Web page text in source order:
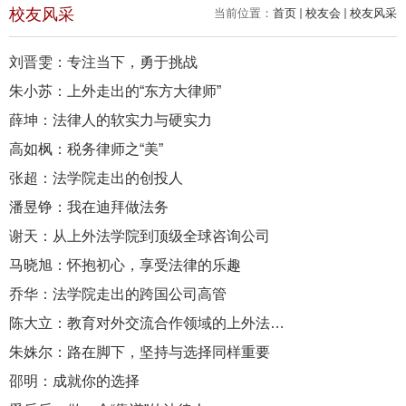
当前位置： 首页 校友会 校友风采
校友风采
刘晋雯：专注当下，勇于挑战
朱小苏：上外走出的“东方大律师”
薛坤：法律人的软实力与硬实力
高如枫：税务律师之“美”
张超：法学院走出的创投人
潘昱铮：我在迪拜做法务
谢天：从上外法学院到顶级全球咨询公司
马晓旭：怀抱初心，享受法律的乐趣
乔华：法学院走出的跨国公司高管
陈大立：教育对外交流合作领域的上外法律人
朱姝尔：路在脚下，坚持与选择同样重要
邵明：成就你的选择